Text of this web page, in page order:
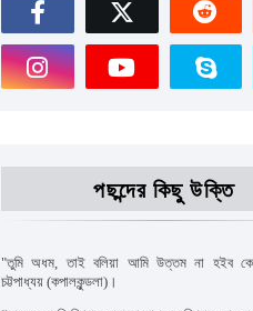
পছন্দের কিছু উক্তি
"তুমি অধম,তাই বলিয়া আমি উত্তম না হইব
চট্টপাধ্যয় (কপালকুন্ডলা)।